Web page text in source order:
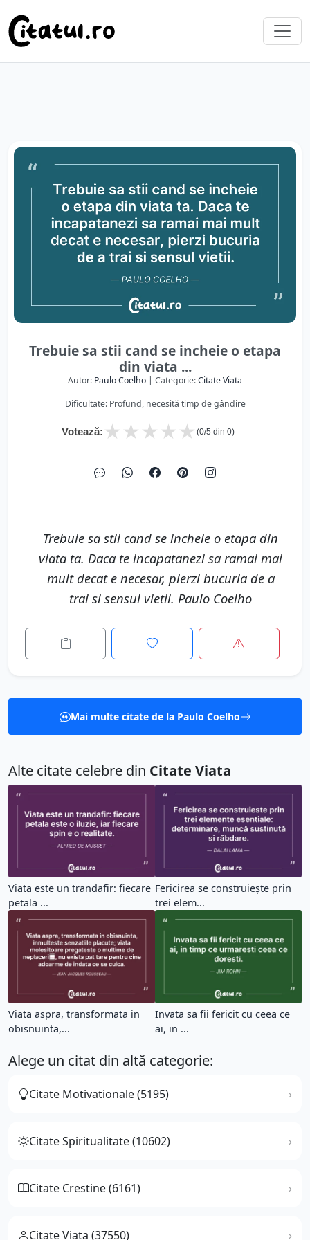
Trebuie sa stii cand se incheie o etapa
din viata ...
Autor: Paulo Coelho | Categorie:Citate Viata
Dificultate: Profund, necesită timp de gândire
Votează: ★
★
★
★
★ (0/5 din 0)
Trebuie sa stii cand se incheie o etapa din
viata ta. Daca te incapatanezi sa ramai mai
mult decat e necesar, pierzi bucuria de a
trai si sensul vietii. Paulo Coelho
Mai multe citate de la Paulo Coelho
Alte citate celebre din Citate Viata
Viata este un trandafir: fiecare
petala ...
Fericirea se construiește prin
trei elem...
Viata aspra, transformata in
obisnuinta,...
Invata sa fii fericit cu ceea ce
ai, in ...
Alege un citat din altă categorie:
Citate Motivationale (5195)
Citate Spiritualitate (10602)
Citate Crestine (6161)
Citate Viata (37550)